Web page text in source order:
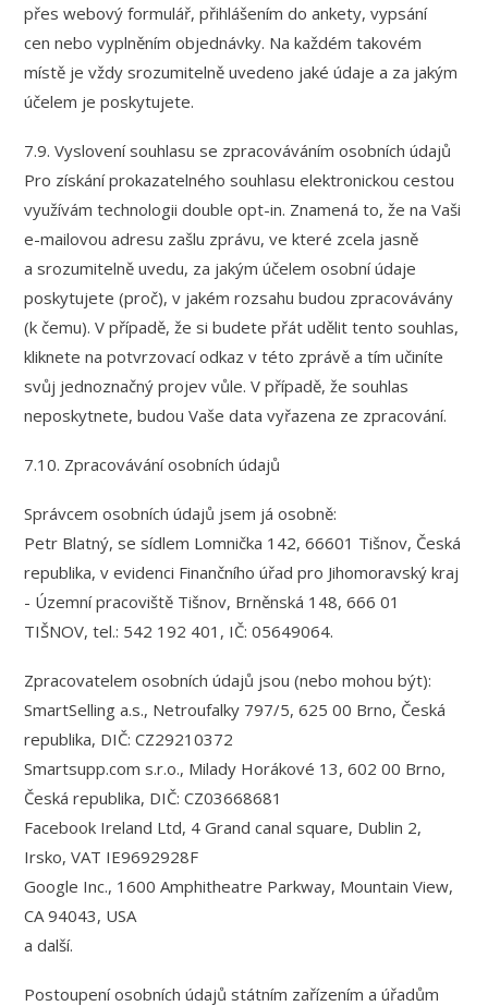
přes webový formulář, přihlášením do ankety, vypsání
cen nebo vyplněním objednávky. Na každém takovém
místě je vždy srozumitelně uvedeno jaké údaje a za jakým
účelem je poskytujete.
7.9. Vyslovení souhlasu se zpracováváním osobních údajů
Pro získání prokazatelného souhlasu elektronickou cestou
využívám technologii double opt-in. Znamená to, že na Vaši
e-mailovou adresu zašlu zprávu, ve které zcela jasně
a srozumitelně uvedu, za jakým účelem osobní údaje
poskytujete (proč), v jakém rozsahu budou zpracovávány
(k čemu). V případě, že si budete přát udělit tento souhlas,
kliknete na potvrzovací odkaz v této zprávě a tím učiníte
svůj jednoznačný projev vůle. V případě, že souhlas
neposkytnete, budou Vaše data vyřazena ze zpracování.
7.10. Zpracovávání osobních údajů
Správcem osobních údajů jsem já osobně:
Petr Blatný, se sídlem Lomnička 142, 66601 Tišnov, Česká
republika, v evidenci Finančního úřad pro Jihomoravský kraj
- Územní pracoviště Tišnov, Brněnská 148, 666 01
TIŠNOV, tel.: 542 192 401, IČ: 05649064.
Zpracovatelem osobních údajů jsou (nebo mohou být):
SmartSelling a.s., Netroufalky 797/5, 625 00 Brno, Česká
republika, DIČ: CZ29210372
Smartsupp.com s.r.o., Milady Horákové 13, 602 00 Brno,
Česká republika, DIČ: CZ03668681
Facebook Ireland Ltd, 4 Grand canal square, Dublin 2,
Irsko, VAT IE9692928F
Google Inc., 1600 Amphitheatre Parkway, Mountain View,
CA 94043, USA
a další.
Postoupení osobních údajů státním zařízením a úřadům